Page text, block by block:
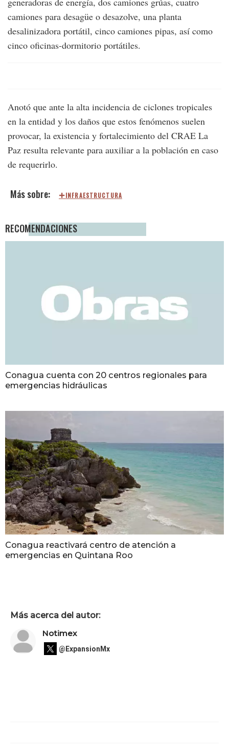
camiones para desagüe o desazolve, una planta
desalinizadora portátil, cinco camiones pipas, así como
cinco oficinas-dormitorio portátiles.
Anotó que ante la alta incidencia de ciclones tropicales
en la entidad y los daños que estos fenómenos suelen
provocar, la existencia y fortalecimiento del CRAE La
Paz resulta relevante para auxiliar a la población en caso
de requerirlo.
INFRAESTRUCTURA
RECOMENDACIONES
Conagua cuenta con 20 centros regionales para
emergencias hidráulicas
Conagua reactivará centro de atención a
emergencias en Quintana Roo
Más acerca del autor:
Notimex
@ExpansionMx